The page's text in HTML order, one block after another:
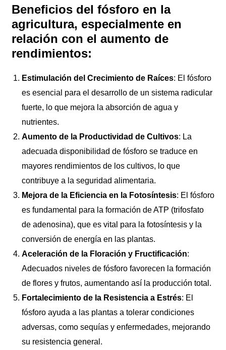
Beneficios del fósforo en la
agricultura, especialmente en
relación con el aumento de
rendimientos:
Estimulación del Crecimiento de Raíces: El fósforo
es esencial para el desarrollo de un sistema radicular
fuerte, lo que mejora la absorción de agua y
nutrientes.
Aumento de la Productividad de Cultivos: La
adecuada disponibilidad de fósforo se traduce en
mayores rendimientos de los cultivos, lo que
contribuye a la seguridad alimentaria.
Mejora de la Eficiencia en la Fotosíntesis: El fósforo
es fundamental para la formación de ATP (trifosfato
de adenosina), que es vital para la fotosíntesis y la
conversión de energía en las plantas.
Aceleración de la Floración y Fructificación:
Adecuados niveles de fósforo favorecen la formación
de flores y frutos, aumentando así la producción total.
Fortalecimiento de la Resistencia a Estrés: El
fósforo ayuda a las plantas a tolerar condiciones
adversas, como sequías y enfermedades, mejorando
su resistencia general.